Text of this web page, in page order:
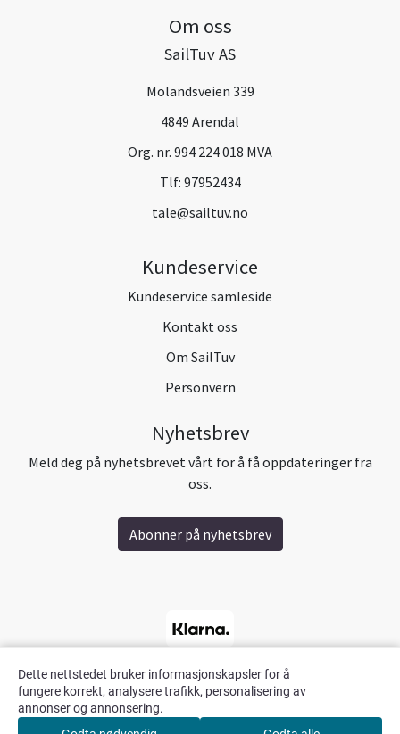
Dette nettstedet bruker informasjonskapsler for å
fungere korrekt, analysere trafikk, personalisering av
annonser og annonsering.
Om oss
SailTuv AS
Molandsveien 339
4849 Arendal
Org. nr. 994 224 018 MVA
Tlf: 97952434
tale@sailtuv.no
Kundeservice
Kundeservice samleside
Kontakt oss
Om SailTuv
Personvern
Nyhetsbrev
Meld deg på nyhetsbrevet vårt for å få oppdateringer fra
oss.
Abonner på nyhetsbrev